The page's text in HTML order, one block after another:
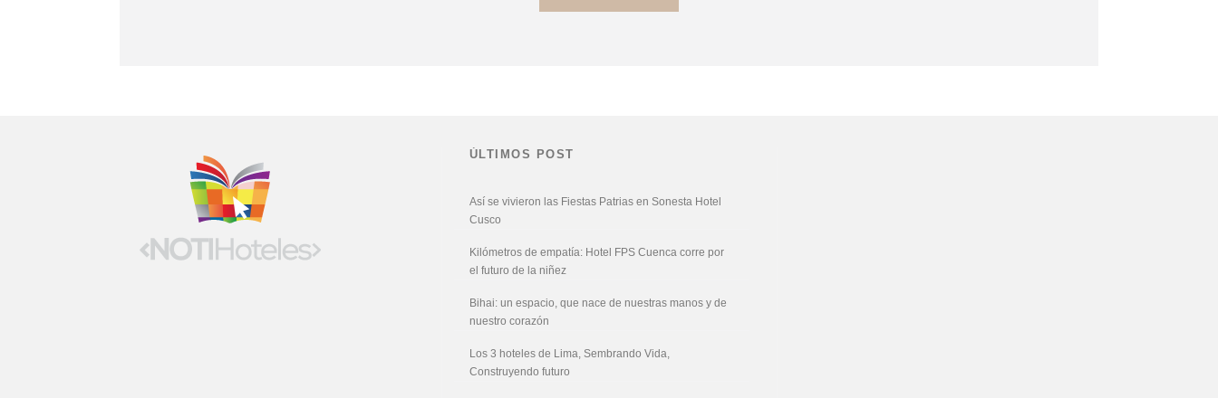
ÚLTIMOS POST
Así se vivieron las Fiestas Patrias en Sonesta Hotel
Cusco
Kilómetros de empatía: Hotel FPS Cuenca corre por
el futuro de la niñez
Bihai: un espacio, que nace de nuestras manos y de
nuestro corazón
Los 3 hoteles de Lima, Sembrando Vida,
Construyendo futuro